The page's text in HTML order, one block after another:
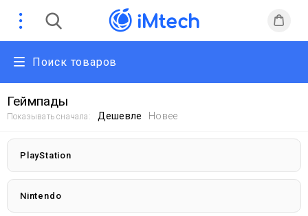
Поиск товаров
Геймпады
Показывать сначала: Дешевле Новее
PlayStation
Nintendo